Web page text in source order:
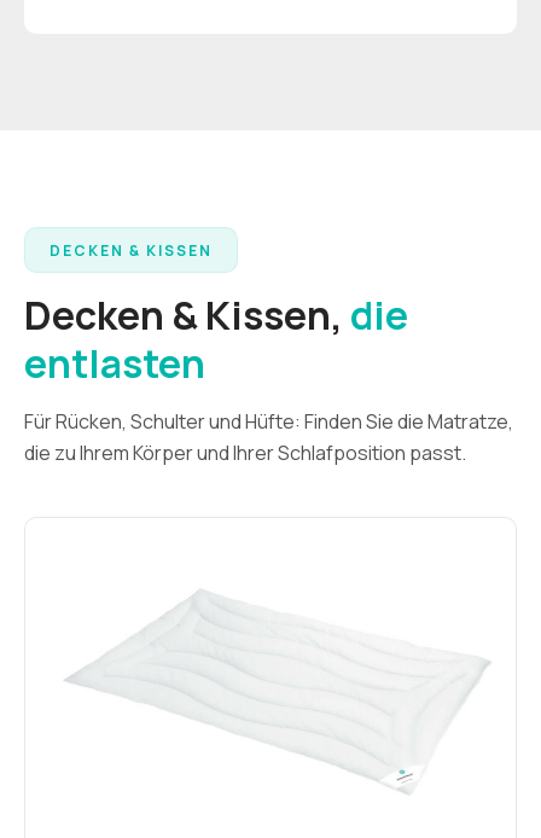
DECKEN & KISSEN
Decken & Kissen, die
entlasten
Für Rücken, Schulter und Hüfte: Finden Sie die Matratze,
die zu Ihrem Körper und Ihrer Schlafposition passt.